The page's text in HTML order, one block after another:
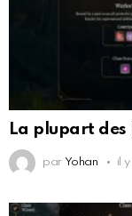
La plupart des
par Yohan il